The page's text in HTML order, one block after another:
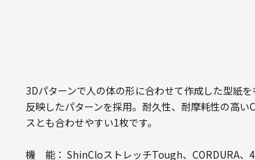
3Dパターンで人の体の形に合わせて作成した型紙
反映したパターンを採用。耐久性、耐摩耗性の高
スとも合わせやすい1枚です。
機 能： ShinCloストレッチTough、CORDURA、